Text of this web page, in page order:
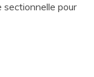
sectionnelle pour